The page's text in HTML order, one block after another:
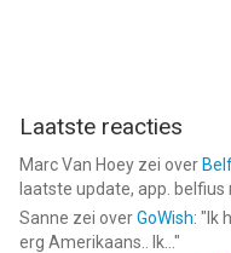
Laatste reacties
Marc Van Hoey zei over
laatste update, app. belfius
Sanne zei overGoWish: " Ik
erg Amerikaans.. Ik... "